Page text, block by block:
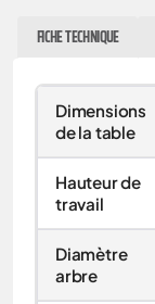
FICHE TECHNIQUE
Dimensions
de la table
Hauteur de
travail
Diamètre
arbre